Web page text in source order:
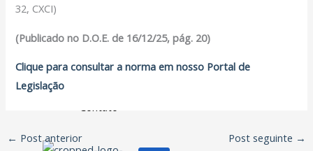
Links
Notícias
Contato
32, CXCI)
(Publicado no D.O.E. de 16/12/25, pág. 20)
Clique para consultar a norma em nosso Portal de
Legislação
← Post anterior Post seguinte →